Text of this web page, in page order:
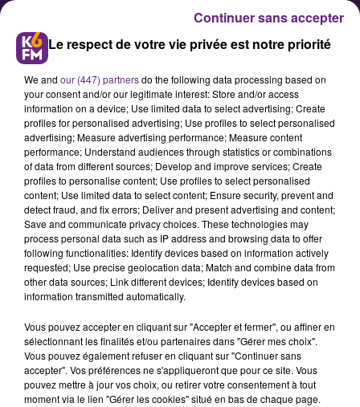
Le grand théâtre sera ouvert
pour les journées du patrimoine
Pour les journées du patrimoine, le
17 septembre, l’'équipe de l'opéra
de Dijon invitera le public à
découvrir l’histoire du grand
rénovées des coulisses.
Publié : 4 septembre 2022 à 7h00 par la rédaction
Le respect de votre vie privée est notre priorité
We and our (447) partnersdo the following data processing based on
your consent and/or our legitimate interest: Store and/or access
information on a device; Use limited data to select advertising; Create
profiles for personalised advertising; Use profiles to select personalised
advertising; Measure advertising performance; Measure content
performance; Understand audiences through statistics or combinations
of data from different sources; Develop and improve services; Create
profiles to personalise content; Use profiles to select personalised
content; Use limited data to select content; Ensure security, prevent and
detect fraud, and fix errors; Deliver and present advertising and content;
Save and communicate privacy choices. These technologies may
process personal data such as IP address and browsing data to offer
following functionalities: Identify devices based on information actively
requested; Use precise geolocation data; Match and combine data from
other data sources; Link different devices; Identify devices based on
information transmitted automatically.
Vous pouvez accepter en cliquant sur "Accepter et fermer", ou affiner en
sélectionnant les finalités et/ou partenaires dans "Gérer mes choix".
Vous pouvez également refuser en cliquant sur "Continuer sans
accepter". Vos préférences ne s'appliqueront que pour ce site. Vous
pouvez mettre à jour vos choix, ou retirer votre consentement à tout
moment via le lien "Gérer les cookies" situé en bas de chaque page.
Continuer sans accepter